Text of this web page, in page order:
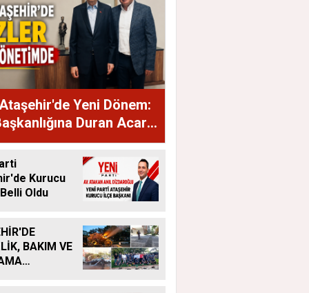
Yeni Dönem:
Duran Acar
Kurucu
Oldu
BAKIM VE